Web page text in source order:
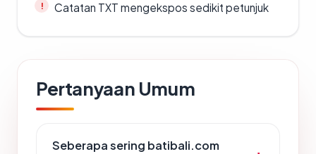
Catatan TXT mengekspos sedikit petunjuk
Pertanyaan Umum
Seberapa sering batibali.com